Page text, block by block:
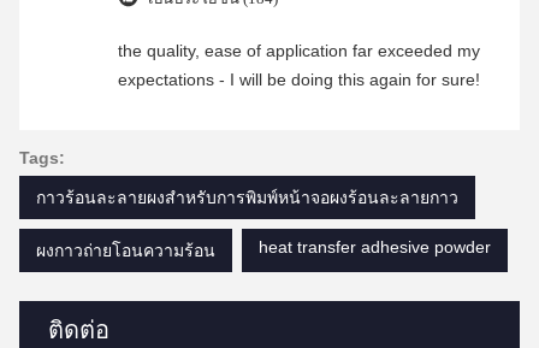
ติดต่อ
the quality, ease of application far exceeded my
expectations - I will be doing this again for sure!
Tags:
กาวร้อนละลายผงสำหรับการพิมพ์หน้าจอผงร้อนละลายกาว
ผงกาวถ่ายโอนความร้อน heat transfer adhesive powder